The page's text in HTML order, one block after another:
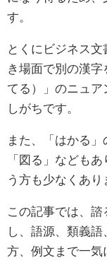
す。
とくにビジネス
き場面で別の漢
てる）」のニュア
しがちです。
また、「はかる」
「図る」なども
う方も少なくあり
この記事では、
し、語源、類義
方、例文まで一気